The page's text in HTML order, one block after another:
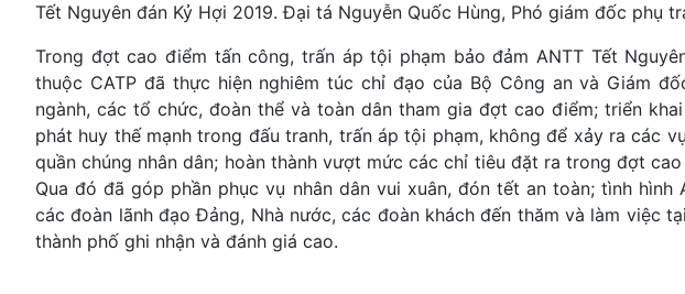
Tết Nguyên đán Kỷ Hợi 2019. Đại tá Nguyễn Quốc Hùng, Phó giám đốc phụ
Trong đợt cao điểm tấn công, trấn áp tội phạm bảo đảm ANTT Tết
thuộc CATP đã thực hiện nghiêm túc chỉ đạo của Bộ Công an và Giám
ngành, các tổ chức, đoàn thể và toàn dân tham gia đợt cao điểm; triển
phát huy thế mạnh trong đấu tranh, trấn áp tội phạm, không để xảy ra các
quần chúng nhân dân; hoàn thành vượt mức các chỉ tiêu đặt ra trong đợt
Qua đó đã góp phần phục vụ nhân dân vui xuân, đón tết an toàn; tình
các đoàn lãnh đạo Đảng, Nhà nước, các đoàn khách đến thăm và làm việc
thành phố ghi nhận và đánh giá cao.